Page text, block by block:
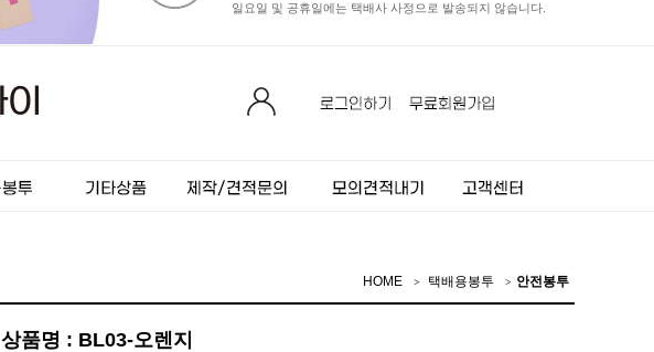
일요일 및 공휴일에는 택배사 사정으로 발송되지 않습니다.
HOME 택배용봉투 안전봉투
상품명 : BL03-오렌지